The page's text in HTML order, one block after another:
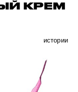
КРЕМ
истории